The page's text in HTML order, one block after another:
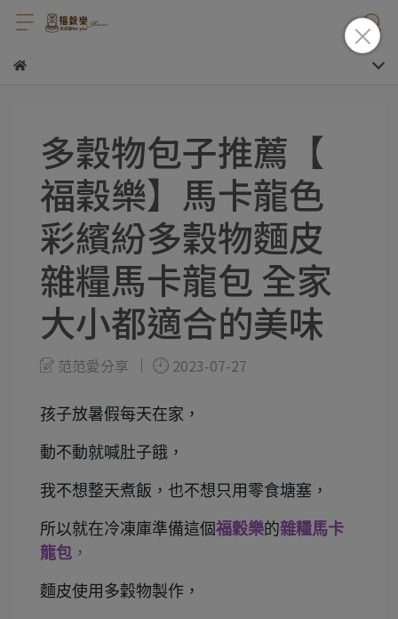
多穀物包子推薦【
福穀樂】馬卡龍色
彩繽紛多穀物麵皮
雜糧馬卡龍包 全家
大小都適合的美味
范范愛分享 2023-07-27
孩子放暑假每天在家，
動不動就喊肚子餓，
我不想整天煮飯，也不想只用零食塘塞，
所以就在冷凍庫準備這個福穀樂的雜糧馬卡
龍包 ，
麵皮使用多穀物製作，